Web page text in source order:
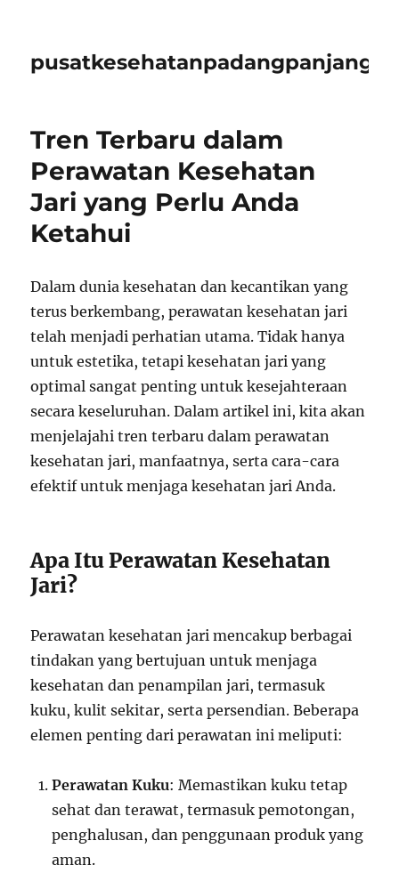
pusatkesehatanpadangpanjangid
Tren Terbaru dalam
Perawatan Kesehatan
Jari yang Perlu Anda
Ketahui
Dalam dunia kesehatan dan kecantikan yang
terus berkembang, perawatan kesehatan jari
telah menjadi perhatian utama. Tidak hanya
untuk estetika, tetapi kesehatan jari yang
optimal sangat penting untuk kesejahteraan
secara keseluruhan. Dalam artikel ini, kita akan
menjelajahi tren terbaru dalam perawatan
kesehatan jari, manfaatnya, serta cara-cara
efektif untuk menjaga kesehatan jari Anda.
Apa Itu Perawatan Kesehatan
Jari?
Perawatan kesehatan jari mencakup berbagai
tindakan yang bertujuan untuk menjaga
kesehatan dan penampilan jari, termasuk
kuku, kulit sekitar, serta persendian. Beberapa
elemen penting dari perawatan ini meliputi:
Perawatan Kuku: Memastikan kuku tetap
sehat dan terawat, termasuk pemotongan,
penghalusan, dan penggunaan produk yang
aman.